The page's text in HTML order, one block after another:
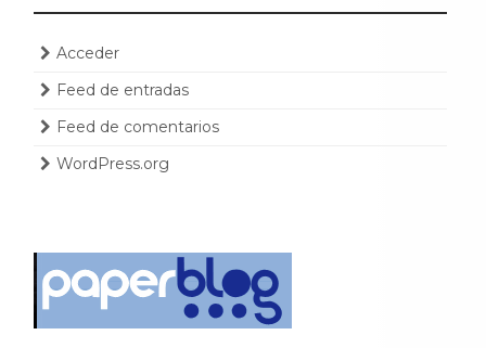
Acceder
Feed de entradas
Feed de comentarios
WordPress.org